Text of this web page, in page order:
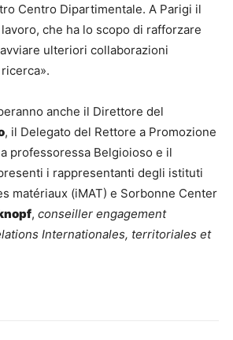
Centro Dipartimentale. A Parigi il
che ha lo scopo di rafforzare
ulteriori collaborazioni
anche il Direttore del
, il Delegato del Rettore a Promozione
professoressa Belgioioso e il
i rappresentanti degli istituti
matériaux (iMAT) e Sorbonne Center
, conseiller engagement
Internationales, territoriales et